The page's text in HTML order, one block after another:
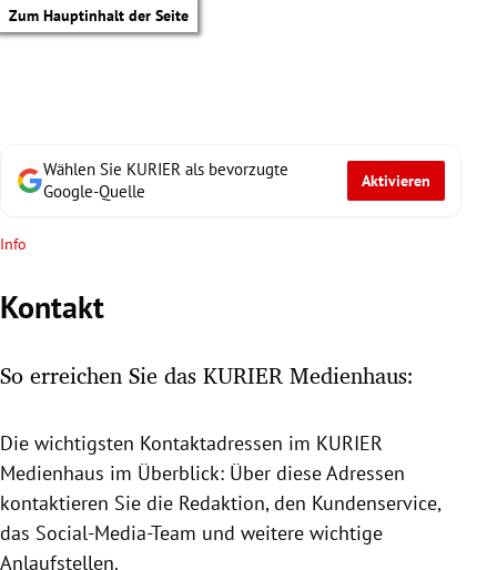
Zum Hauptinhalt der Seite
Untermenü
Wählen Sie KURIER als bevorzugte
Google-Quelle
Aktivieren
Info
Kontakt
So erreichen Sie das KURIER Medienhaus:
Die wichtigsten Kontaktadressen im KURIER
Medienhaus im Überblick: Über diese Adressen
kontaktieren Sie die Redaktion, den Kundenservice,
das Social-Media-Team und weitere wichtige
Anlaufstellen.